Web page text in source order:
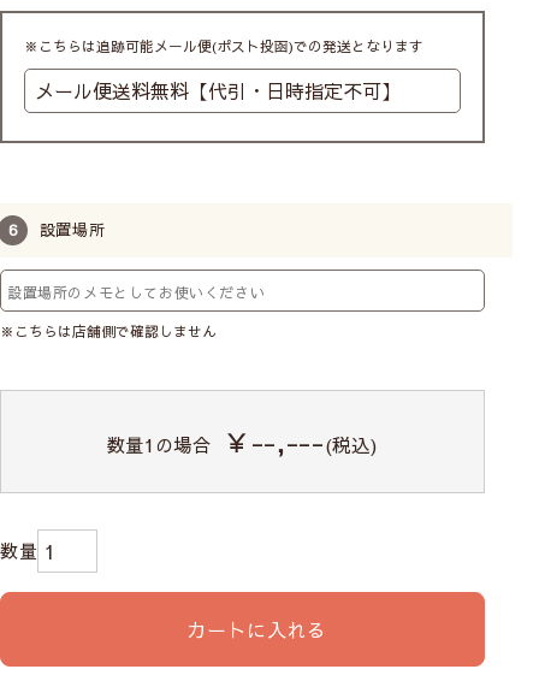
※こちらは追跡可能メール便(ポスト投函)での発送となります
設置場所
※こちらは店舗側で確認しません
数量1の場合 ￥--,---(税込)
カートに入れる